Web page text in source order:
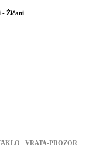
- Žičani
VRATA-PROZOR